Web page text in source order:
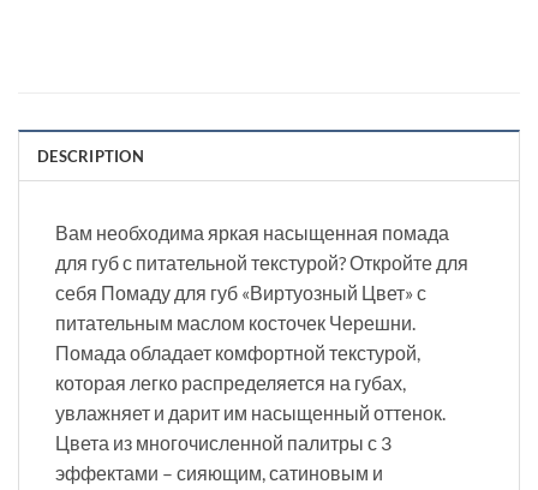
DESCRIPTION
Вам необходима яркая насыщенная помада
для губ с питательной текстурой? Откройте для
себя Помаду для губ «Виртуозный Цвет» с
питательным маслом косточек Черешни.
Помада обладает комфортной текстурой,
которая легко распределяется на губах,
увлажняет и дарит им насыщенный оттенок.
Цвета из многочисленной палитры с 3
эффектами – сияющим, сатиновым и